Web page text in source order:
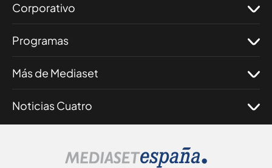
Corporativo
Programas
Más de Mediaset
Noticias Cuatro